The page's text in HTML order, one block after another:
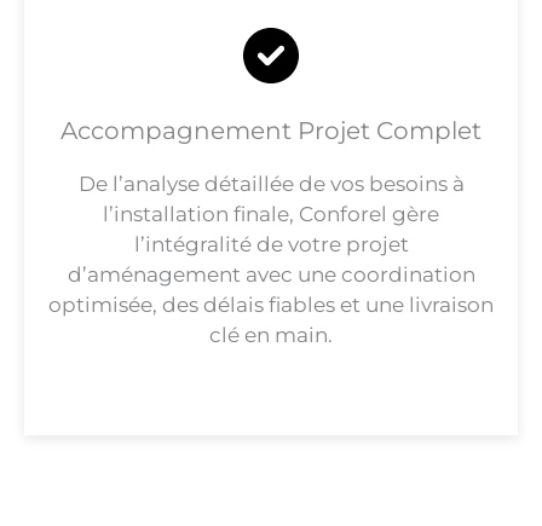
Accompagnement Projet Complet
De l’analyse détaillée de vos besoins à
l’installation finale, Conforel gère
l’intégralité de votre projet
d’aménagement avec une coordination
optimisée, des délais fiables et une livraison
clé en main.